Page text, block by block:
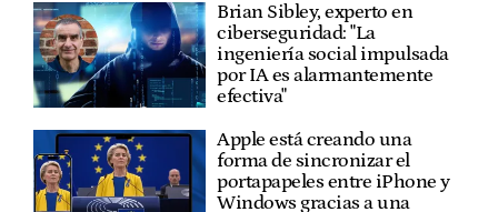
Brian Sibley, experto en
ciberseguridad: "La
ingeniería social impulsada
por IA es alarmantemente
efectiva"
Apple está creando una
forma de sincronizar el
portapapeles entre iPhone y
Windows gracias a una